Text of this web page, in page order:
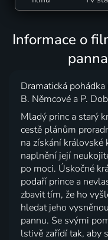
Informace o
panna
Dramatická
B. Němcové a P.
Mladý princ a starý
cestě plánům
na získání královské
naplnění její
po moci. Úskočné
podaří prince a
zbavit tím, že ho
hledat jeho
pannu. Se svými
lstivě zařídí tak, aby